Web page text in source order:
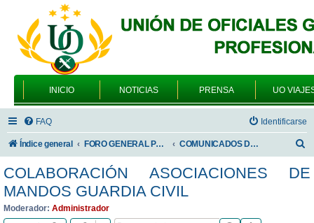
INICIO NOTICIAS PRENSA UO
FAQ Identificarse
Índice general FORO GENERAL PARA TODOS LOS USUARIOS COMUNICADOS DE LA UNIÓN DE OFICIALES
s
COLABORACIÓN ASOCIACIONES DE
MANDOS GUARDIA CIVIL
Moderador: Administrador